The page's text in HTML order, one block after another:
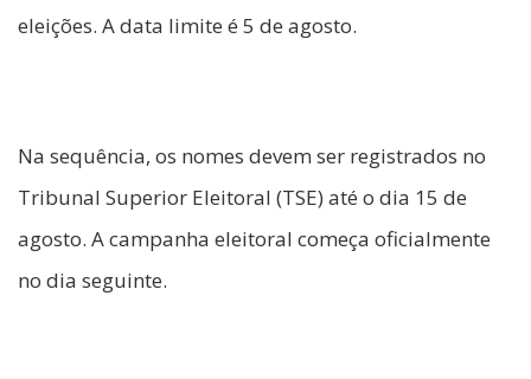
eleições. A data limite é 5 de agosto.
Na sequência, os nomes devem ser registrados no
Tribunal Superior Eleitoral (TSE) até o dia 15 de
agosto. A campanha eleitoral começa oficialmente
no dia seguinte.